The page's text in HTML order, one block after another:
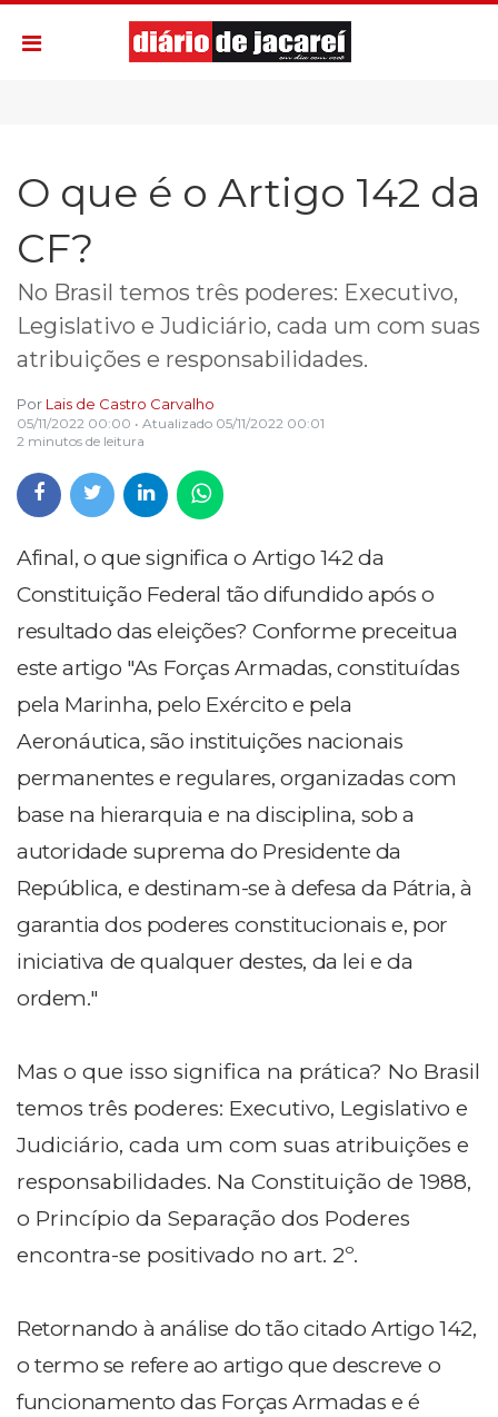
O que é o Artigo 142 da
CF?
No Brasil temos três poderes: Executivo,
Legislativo e Judiciário, cada um com suas
atribuições e responsabilidades.
Por Lais de Castro Carvalho
05/11/2022 00:00 • Atualizado 05/11/2022 00:01
2 minutos de leitura
Afinal, o que significa o Artigo 142 da
Constituição Federal tão difundido após o
resultado das eleições? Conforme preceitua
este artigo "As Forças Armadas, constituídas
pela Marinha, pelo Exército e pela
Aeronáutica, são instituições nacionais
permanentes e regulares, organizadas com
base na hierarquia e na disciplina, sob a
autoridade suprema do Presidente da
República, e destinam-se à defesa da Pátria, à
garantia dos poderes constitucionais e, por
iniciativa de qualquer destes, da lei e da
ordem."
Mas o que isso significa na prática? No Brasil
temos três poderes: Executivo, Legislativo e
Judiciário, cada um com suas atribuições e
responsabilidades. Na Constituição de 1988,
o Princípio da Separação dos Poderes
encontra-se positivado no art. 2º.
Retornando à análise do tão citado Artigo 142,
o termo se refere ao artigo que descreve o
funcionamento das Forças Armadas e é